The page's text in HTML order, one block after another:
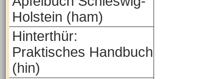
Holstein (ham)
Hinterthür:
Praktisches Handbuch
(hin)